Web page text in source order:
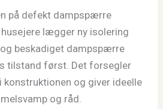
på defekt dampspærre
lægger ny isolering
beskadiget dampspærre
tilstand først. Det forsegler
og giver ideelle
og råd.